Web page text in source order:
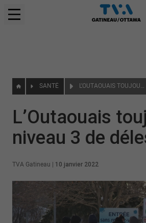
SANTÉ L’OUTAOUAIS TOUJOURS AU NIVEAU 3 DE DÉLESTAGE
L’Outaouais
niveau 3 de
TVA Gatineau 10 janvier 2022